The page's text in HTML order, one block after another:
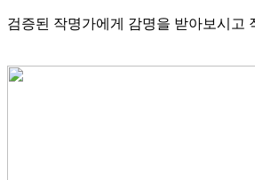
검증된 작명가에게 감명을 받아보시고